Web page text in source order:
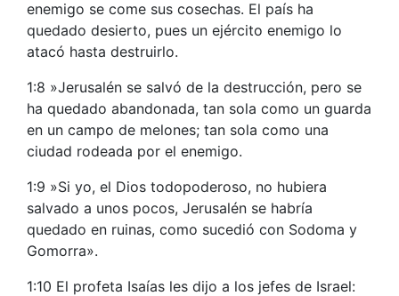
enemigo se come sus cosechas. El país ha
quedado desierto, pues un ejército enemigo lo
atacó hasta destruirlo.
1:8 »Jerusalén se salvó de la destrucción, pero se
ha quedado abandonada, tan sola como un guarda
en un campo de melones; tan sola como una
ciudad rodeada por el enemigo.
1:9 »Si yo, el Dios todopoderoso, no hubiera
salvado a unos pocos, Jerusalén se habría
quedado en ruinas, como sucedió con Sodoma y
Gomorra».
1:10 El profeta Isaías les dijo a los jefes de Israel: